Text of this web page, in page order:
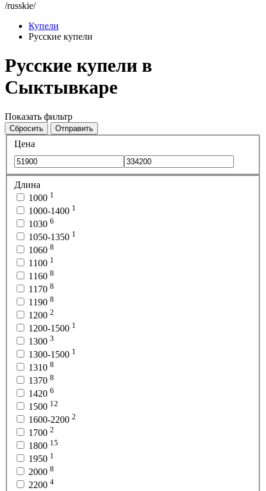
/russkie/
Купели
Русские купели
Русские купели в
Сыктывкаре
Показать фильтр
Сбросить Отправить
Цена
Длина
1000 1
1000-1400 1
1030 6
1050-1350 1
1060 8
1100 1
1160 8
1170 8
1190 8
1200 2
1200-1500 1
1300 3
1300-1500 1
1310 8
1370 8
1420 6
1500 12
1600-2200 2
1700 2
1800 15
1950 1
2000 8
2200 4